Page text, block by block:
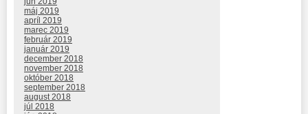
máj 2019
apríl 2019
marec 2019
február 2019
január 2019
december 2018
november 2018
október 2018
september 2018
august 2018
júl 2018